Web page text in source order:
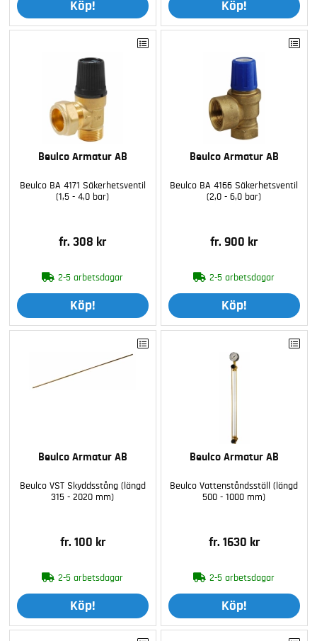
Köp! Köp!
Beulco Armatur AB
Beulco BA 4171 Säkerhetsventil
(1,5 - 4,0 bar)
fr. 308 kr
2-5 arbetsdagar
Köp!
Beulco Armatur AB
Beulco BA 4166 Säkerhetsventil
(2,0 - 6,0 bar)
fr. 900 kr
2-5 arbetsdagar
Köp!
Beulco Armatur AB
Beulco VST Skyddsstång (längd
315 - 2020 mm)
fr. 100 kr
2-5 arbetsdagar
Köp!
Beulco Armatur AB
Beulco Vattenståndsställ (längd
500 - 1000 mm)
fr. 1630 kr
2-5 arbetsdagar
Köp!